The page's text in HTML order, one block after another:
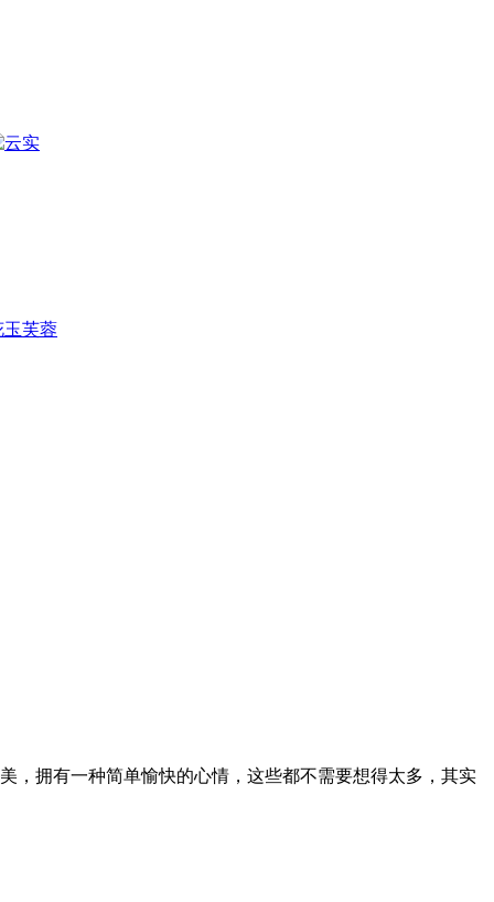
，拥有一种简单愉快的心情，这些都不需要想得太多，其实